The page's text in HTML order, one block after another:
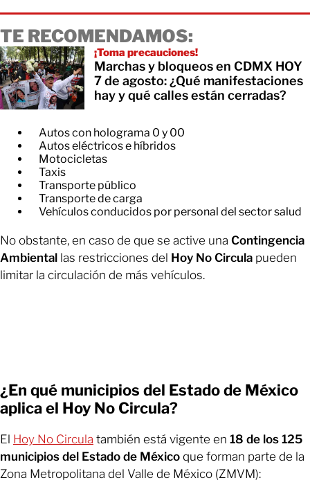
TE RECOMENDAMOS:
¡Toma precauciones!
Marchas y bloqueos en CDMX HOY
7 de agosto: ¿Qué manifestaciones
hay y qué calles están cerradas?
Autos con holograma 0 y 00
Autos eléctricos e híbridos
Motocicletas
Taxis
Transporte público
Transporte de carga
Vehículos conducidos por personal del sector salud
No obstante, en caso de que se active una Contingencia
Ambiental las restricciones del Hoy No Circula pueden
limitar la circulación de más vehículos.
¿En qué municipios del Estado de México
aplica el Hoy No Circula?
El Hoy No Circula también está vigente en 18 de los 125
municipios del Estado de México que forman parte de la
Zona Metropolitana del Valle de México (ZMVM):